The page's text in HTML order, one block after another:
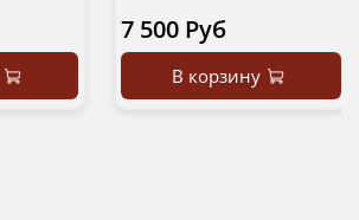
7 500 Руб
В корзину